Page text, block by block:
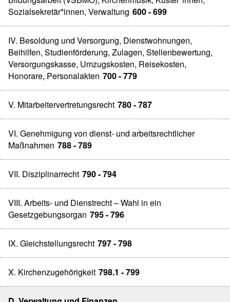
Sozialsekretär*innen, Verwaltung 600 - 699
IV. Besoldung und Versorgung, Dienstwohnungen,
Beihilfen, Studienförderung, Zulagen, Stellenbewertung,
Versorgungskasse, Umzugskosten, Reisekosten,
Honorare, Personalakten 700 - 779
V. Mitarbeitervertretungsrecht 780 - 787
VI. Genehmigung von dienst- und arbeitsrechtlicher
Maßnahmen 788 - 789
VII. Disziplinarrecht 790 - 794
VIII. Arbeits- und Dienstrecht – Wahl in ein
Gesetzgebungsorgan 795 - 796
IX. Gleichstellungsrecht 797 - 798
X. Kirchenzugehörigkeit 798.1 - 799